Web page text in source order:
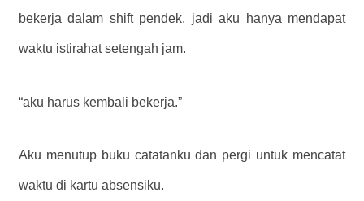
bekerja dalam shift pendek, jadi aku hanya mendapat
waktu istirahat setengah jam.
“aku harus kembali bekerja.”
Aku menutup buku catatanku dan pergi untuk mencatat
waktu di kartu absensiku.